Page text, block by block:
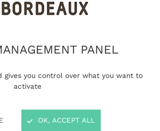
PANEL
gives you control over what you want to
activate
OK, ACCEPT ALL